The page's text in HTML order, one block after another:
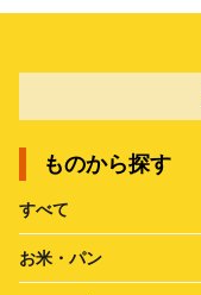
ものから探す
すべて
お米・パン